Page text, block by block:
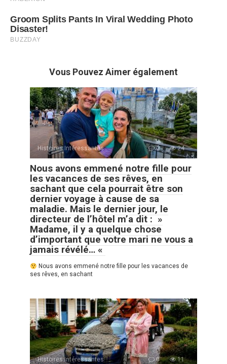
Vous Pouvez Aimer également
Histoires Intéressantes 0 24
Nous avons emmené notre fille pour
les vacances de ses rêves, en
sachant que cela pourrait être son
dernier voyage à cause de sa
maladie. Mais le dernier jour, le
directeur de l’hôtel m’a dit : »
Madame, il y a quelque chose
d’important que votre mari ne vous a
jamais révélé… «
Nous avons emmené notre fille pour les vacances de
ses rêves, en sachant
Histoires Intéressantes 0 11